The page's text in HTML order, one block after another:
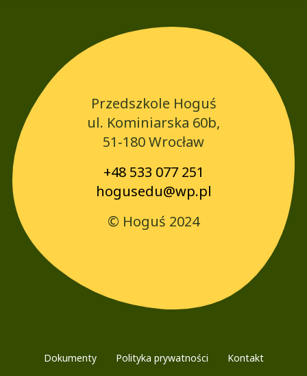
Przedszkole Hoguś
ul. Kominiarska 60b,
51‑180 Wrocław
+48 533 077 251
hogusedu@wp.pl
© Hoguś 2024
Dokumenty Polityka prywatności Kontakt